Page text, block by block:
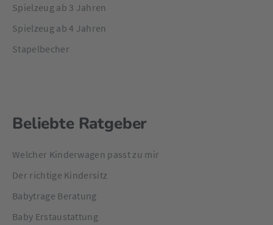
Spielzeug ab 3 Jahren
Spielzeug ab 4 Jahren
Stapelbecher
Beliebte Ratgeber
Welcher Kinderwagen passt zu mir
Der richtige Kindersitz
Babytrage Beratung
Baby Erstaustattung